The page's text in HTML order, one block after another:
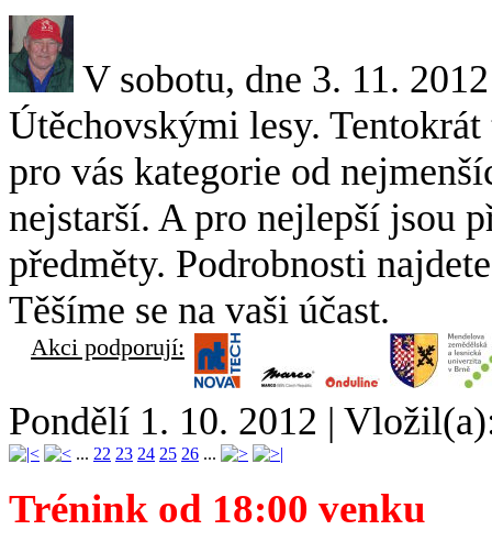
V sobotu, dne 3. 11.
Útěchovskými lesy.
pro vás kategorie od
nejstarší. A pro nejlepší jsou
předměty. Podrobnosti
Těšíme se na vaši účast.
Akci podporují:
Pondělí 1. 10. 2012 |
... 22 23 24 25 26 ...
Trénink od 18:00 venku